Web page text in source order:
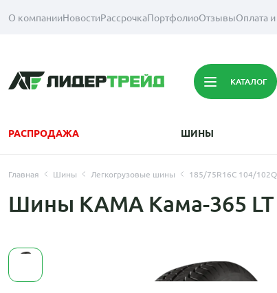
О компанииНовостиРассрочкаПортфолиоОтзывыОплата
КАТАЛОГ
РАСПРОДАЖА ШИНЫ
Главная Шины Легкогрузовые шины 185/75R16C 104/
Шины KAMA Кама-365